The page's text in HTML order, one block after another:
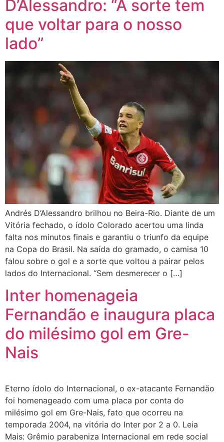
D’Alessandro: “A sorte tem
que voltar para o nosso
lado”
Andrés D’Alessandro brilhou no Beira-Rio. Diante de um
Vitória fechado, o ídolo Colorado acertou uma linda
falta nos minutos finais e garantiu o triunfo da equipe
na Copa do Brasil. Na saída do gramado, o camisa 10
falou sobre o gol e a sorte que voltou a pairar pelos
lados do Internacional. “Sem desmerecer o […]
Inter homenageia
Fernandão e inaugura placa
do milésimo gol em Gre-
Nais
Eterno ídolo do Internacional, o ex-atacante Fernandão
foi homenageado com uma placa por conta do
milésimo gol em Gre-Nais, fato que ocorreu na
temporada 2004, na vitória do Inter por 2 a 0. Leia
Mais: Grêmio parabeniza Internacional em rede social